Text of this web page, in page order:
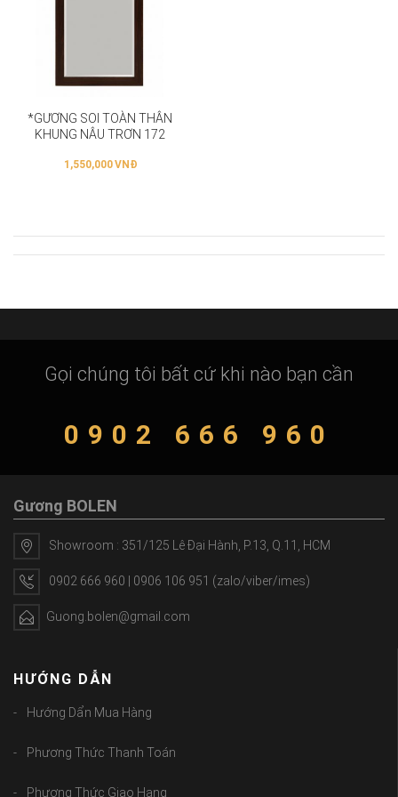
*GƯƠNG SOI TOÀN THÂN
KHUNG NÂU TRƠN 172
1,550,000VNĐ
Gọi chúng tôi bất cứ khi nào bạn cần
0902 666 960
Gương BOLEN
Showroom : 351/125 Lê Đại Hành, P.13, Q.11, HCM
0902 666 960 | 0906 106 951 (zalo/viber/imes)
Guong.bolen@gmail.com
HƯỚNG DẪN
Hướng Dẩn Mua Hàng
Phương Thức Thanh Toán
Phương Thức Giao Hang